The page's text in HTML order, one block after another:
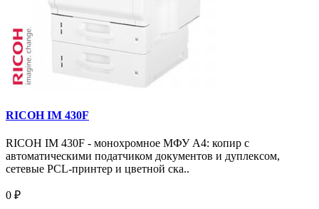
RICOH IM 430F
RICOH IM 430F - монохромное МФУ A4: копир с
автоматическими податчиком документов и дуплексом,
сетевые PCL-принтер и цветной ска..
0 ₽